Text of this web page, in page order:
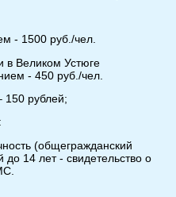
- 1500 руб./чел.
в Великом Устюге
- 450 руб./чел.
150 рублей;
(общегражданский
до 14 лет - свидетельство о